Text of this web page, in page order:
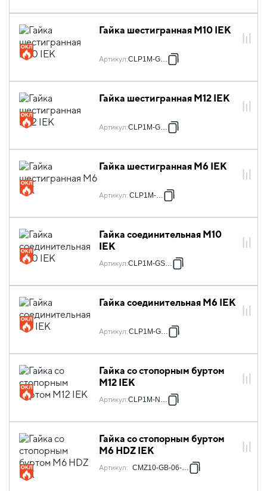
Гайка шестигранная М10 IEK
Артикул:CLP1M-G-10
Гайка шестигранная М12 IEK
Артикул:CLP1M-G-12
Гайка шестигранная М6 IEK
Артикул: CLP1M-G-6
Гайка соединительная М10
IEK
Артикул:CLP1M-GS-10
Гайка соединительная М6 IEK
Артикул:CLP1M-GS-6
Гайка со стопорным буртом
М12 IEK
Артикул:CLP1M-N-12
Гайка со стопорным буртом
М6 HDZ IEK
Артикул: CMZ10-GB-06-HDZ